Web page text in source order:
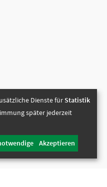
Dienste für Statistik
später jederzeit
Akzeptieren